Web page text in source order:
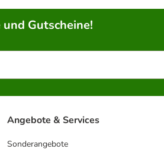
Gutscheine!
Angebote & Services
Sonderangebote